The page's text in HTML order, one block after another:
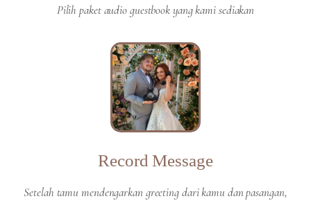
Pilih paket audio guestbook yang kami sediakan
Record Message
Setelah tamu mendengarkan greeting dari kamu dan pasangan,